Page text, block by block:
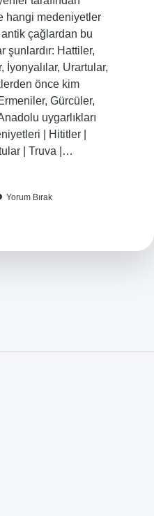
hangi medeniyetler
antik çağlardan bu
şunlardır: Hattiler,
İyonyalılar, Urartular,
önce kim
Gürcüler,
uygarlıkları
| Hititler |
| Truva |…
Yorum Bırak